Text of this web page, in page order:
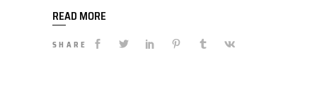
READ MORE
SHARE